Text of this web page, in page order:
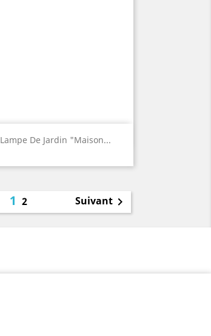
Lampe De Jardin "Maison...
 Aperçu rapide
Red
12 Suivant